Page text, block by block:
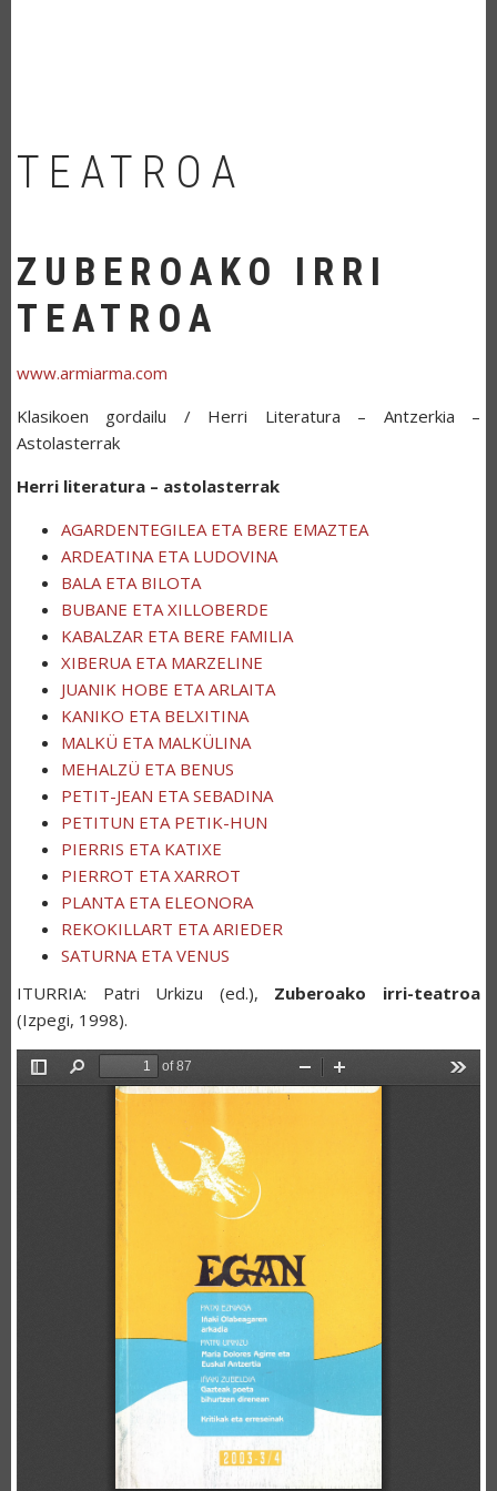
TEATROA
ZUBEROAKO IRRI
TEATROA
www.armiarma.com
Klasikoen gordailu / Herri Literatura – Antzerkia –
Astolasterrak
Herri literatura – astolasterrak
AGARDENTEGILEA ETA BERE EMAZTEA
ARDEATINA ETA LUDOVINA
BALA ETA BILOTA
BUBANE ETA XILLOBERDE
KABALZAR ETA BERE FAMILIA
XIBERUA ETA MARZELINE
JUANIK HOBE ETA ARLAITA
KANIKO ETA BELXITINA
MALKÜ ETA MALKÜLINA
MEHALZÜ ETA BENUS
PETIT-JEAN ETA SEBADINA
PETITUN ETA PETIK-HUN
PIERRIS ETA KATIXE
PIERROT ETA XARROT
PLANTA ETA ELEONORA
REKOKILLART ETA ARIEDER
SATURNA ETA VENUS
ITURRIA: Patri Urkizu (ed.), Zuberoako irri-teatroa
(Izpegi, 1998).
Document